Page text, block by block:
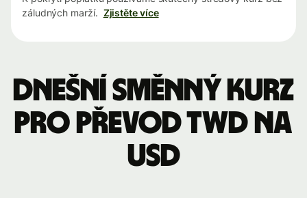
záludných marží. Zjistěte více
Dnešní směnný kurz
pro převod TWD na
USD